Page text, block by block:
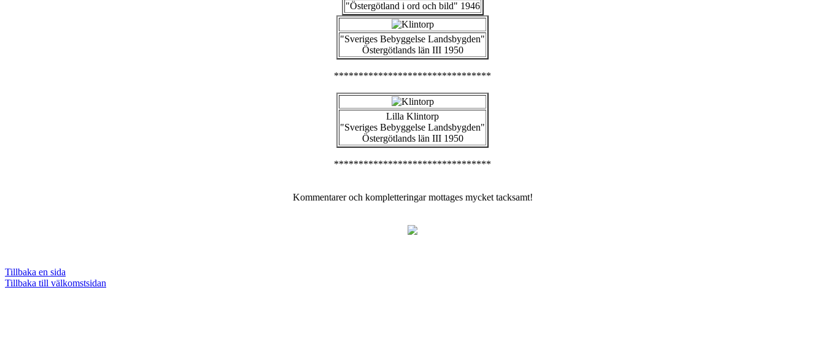
"Östergötland i ord och bild" 1946
"Sveriges Bebyggelse Landsbygden"
Östergötlands län III 1950
********************************
Lilla Klintorp
"Sveriges Bebyggelse Landsbygden"
Östergötlands län III 1950
********************************
Kommentarer och kompletteringar mottages mycket tacksamt!
Tillbaka en sida
Tillbaka till välkomstsidan